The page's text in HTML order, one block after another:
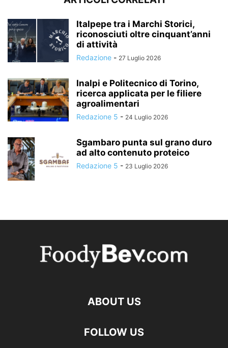
Italpepe tra i Marchi Storici,
riconosciuti oltre cinquant’anni
di attività
Redazione - 27 Luglio 2026
Inalpi e Politecnico di Torino,
ricerca applicata per le filiere
agroalimentari
Redazione 5 - 24 Luglio 2026
Sgambaro punta sul grano duro
ad alto contenuto proteico
Redazione 5 - 23 Luglio 2026
ABOUT US
FOLLOW US